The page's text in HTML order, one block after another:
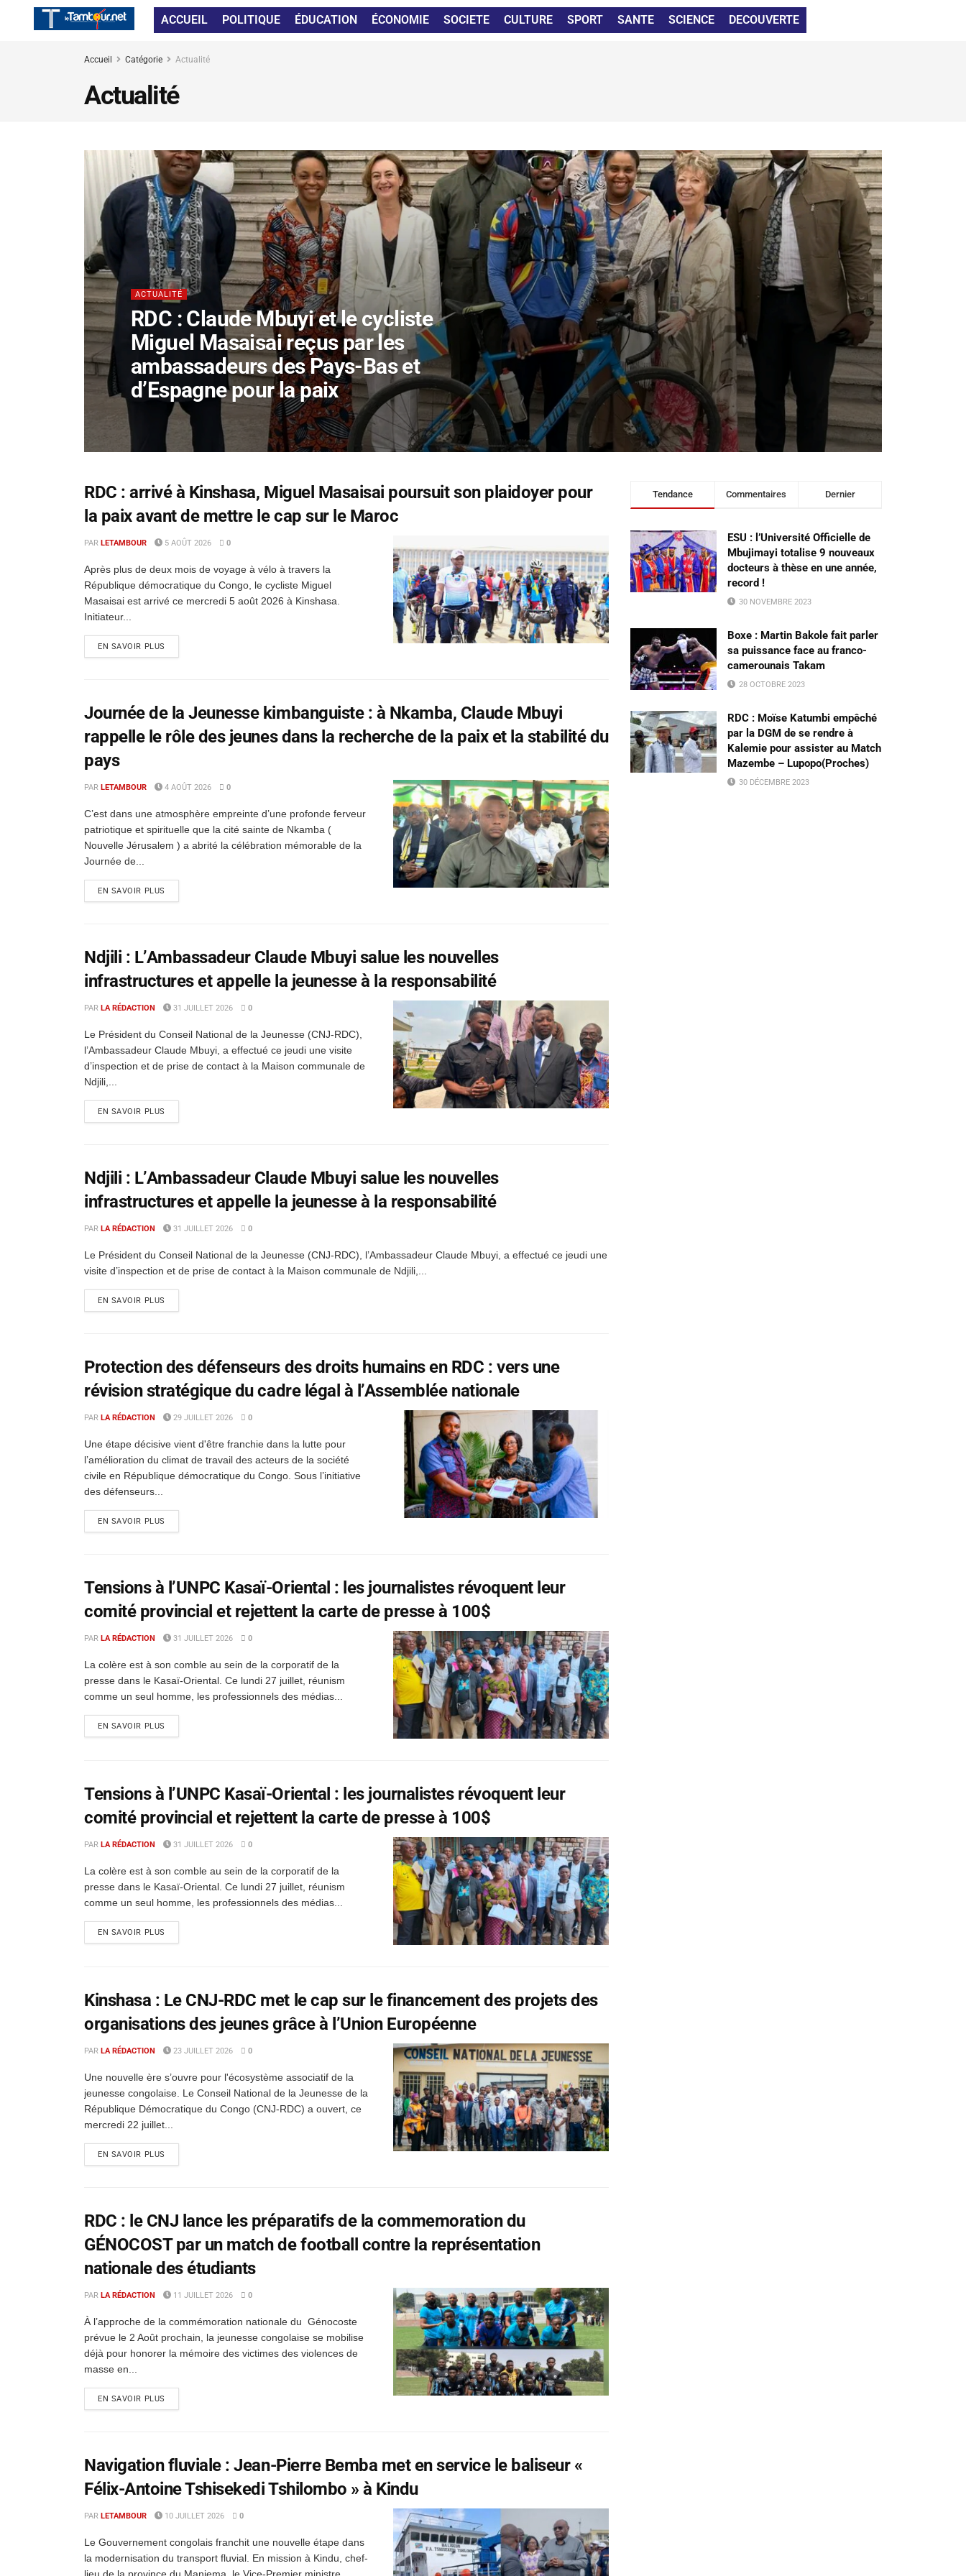
ACCUEIL POLITIQUE ÉDUCATION ÉCONOMIE SOCIETE CULTURE SPORT SANTE SCIENCE DECOUVERTE
Accueil Catégorie Actualité
Actualité
ACTUALITÉ
RDC : Claude Mbuyi et le cycliste
Miguel Masaisai reçus par les
ambassadeurs des Pays-Bas et
d’Espagne pour la paix
RDC : arrivé à Kinshasa, Miguel Masaisai poursuit son plaidoyer pour
la paix avant de mettre le cap sur le Maroc
PAR LETAMBOUR 5 AOÛT 2026 0
Après plus de deux mois de voyage à vélo à travers la
République démocratique du Congo, le cycliste Miguel
Masaisai est arrivé ce mercredi 5 août 2026 à Kinshasa.
Initiateur...
EN SAVOIR PLUS
Journée de la Jeunesse kimbanguiste : à Nkamba, Claude Mbuyi
rappelle le rôle des jeunes dans la recherche de la paix et la stabilité du
pays
PAR LETAMBOUR 4 AOÛT 2026 0
C’est dans une atmosphère empreinte d’une profonde ferveur
patriotique et spirituelle que la cité sainte de Nkamba (
Nouvelle Jérusalem ) a abrité la célébration mémorable de la
Journée de...
EN SAVOIR PLUS
Ndjili : L’Ambassadeur Claude Mbuyi salue les nouvelles
infrastructures et appelle la jeunesse à la responsabilité
PAR LA RÉDACTION 31 JUILLET 2026 0
Le Président du Conseil National de la Jeunesse (CNJ-RDC),
l’Ambassadeur Claude Mbuyi, a effectué ce jeudi une visite
d’inspection et de prise de contact à la Maison communale de
Ndjili,...
EN SAVOIR PLUS
Ndjili : L’Ambassadeur Claude Mbuyi salue les nouvelles
infrastructures et appelle la jeunesse à la responsabilité
PAR LA RÉDACTION 31 JUILLET 2026 0
Le Président du Conseil National de la Jeunesse (CNJ-RDC), l’Ambassadeur Claude Mbuyi, a effectué ce jeudi une
visite d’inspection et de prise de contact à la Maison communale de Ndjili,...
EN SAVOIR PLUS
Protection des défenseurs des droits humains en RDC : vers une
révision stratégique du cadre légal à l’Assemblée nationale
PAR LA RÉDACTION 29 JUILLET 2026 0
Une étape décisive vient d'être franchie dans la lutte pour
l’amélioration du climat de travail des acteurs de la société
civile en République démocratique du Congo. Sous l’initiative
des défenseurs...
EN SAVOIR PLUS
Tensions à l’UNPC Kasaï-Oriental : les journalistes révoquent leur
comité provincial et rejettent la carte de presse à 100$
PAR LA RÉDACTION 31 JUILLET 2026 0
La colère est à son comble au sein de la corporatif de la
presse dans le Kasaï-Oriental. Ce lundi 27 juillet, réunism
comme un seul homme, les professionnels des médias...
EN SAVOIR PLUS
Tensions à l’UNPC Kasaï-Oriental : les journalistes révoquent leur
comité provincial et rejettent la carte de presse à 100$
PAR LA RÉDACTION 31 JUILLET 2026 0
La colère est à son comble au sein de la corporatif de la
presse dans le Kasaï-Oriental. Ce lundi 27 juillet, réunism
comme un seul homme, les professionnels des médias...
EN SAVOIR PLUS
Kinshasa : Le CNJ-RDC met le cap sur le financement des projets des
organisations des jeunes grâce à l’Union Européenne
PAR LA RÉDACTION 23 JUILLET 2026 0
Une nouvelle ère s’ouvre pour l'écosystème associatif de la
jeunesse congolaise. Le Conseil National de la Jeunesse de la
République Démocratique du Congo (CNJ-RDC) a ouvert, ce
mercredi 22 juillet...
EN SAVOIR PLUS
RDC : le CNJ lance les préparatifs de la commemoration du
GÉNOCOST par un match de football contre la représentation
nationale des étudiants
PAR LA RÉDACTION 11 JUILLET 2026 0
À l’approche de la commémoration nationale du Génocoste
prévue le 2 Août prochain, la jeunesse congolaise se mobilise
déjà pour honorer la mémoire des victimes des violences de
masse en...
EN SAVOIR PLUS
Navigation fluviale : Jean-Pierre Bemba met en service le baliseur «
Félix-Antoine Tshisekedi Tshilombo » à Kindu
PAR LETAMBOUR 10 JUILLET 2026 0
Le Gouvernement congolais franchit une nouvelle étape dans
la modernisation du transport fluvial. En mission à Kindu, chef-
Tendance Commentaires Dernier
ESU : l’Université Officielle de
Mbujimayi totalise 9 nouveaux
docteurs à thèse en une année,
record !
30 NOVEMBRE 2023
Boxe : Martin Bakole fait parler
sa puissance face au franco-
camerounais Takam
28 OCTOBRE 2023
RDC : Moïse Katumbi empêché
par la DGM de se rendre à
Kalemie pour assister au Match
Mazembe – Lupopo(Proches)
30 DÉCEMBRE 2023